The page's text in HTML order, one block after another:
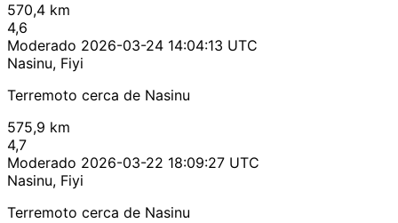
570,4 km
4,6
Moderado 2026-03-24 14:04:13 UTC
Nasinu, Fiyi
Terremoto cerca de Nasinu
575,9 km
4,7
Moderado 2026-03-22 18:09:27 UTC
Nasinu, Fiyi
Terremoto cerca de Nasinu